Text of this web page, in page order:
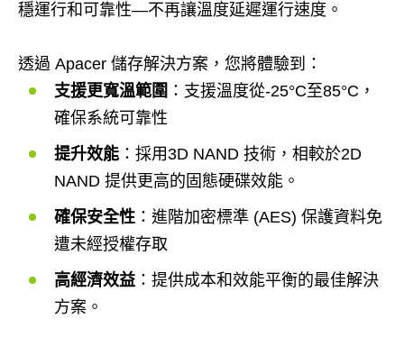
穩運行和可靠性—不再讓溫度延遲運行速度。
透過 Apacer 儲存解決方案，您將體驗到：
支援更寬溫範圍 ：支援溫度從-25°C至85°C，
確保系統可靠性
提升效能 ：採用3D NAND 技術，相較於2D
NAND 提供更高的固態硬碟效能。
確保安全性 ：進階加密標準 (AES) 保護資料免
遭未經授權存取
高經濟效益 ：提供成本和效能平衡的最佳解決
方案。